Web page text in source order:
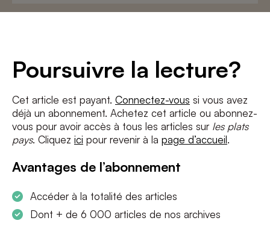
Poursuivre la lecture?
Cet article est payant. Connectez-vous si vous avez
déjà un abonnement. Achetez cet article ou abonnez-
vous pour avoir accès à tous les articles sur les plats
pays. Cliquez ici pour revenir à la page d’accueil.
Avantages de l’abonnement
Accéder à la totalité des articles
Dont + de 6 000 articles de nos archives
J'accepte les termes et conditions etla politique de confidentialité
S'INSCRIRE